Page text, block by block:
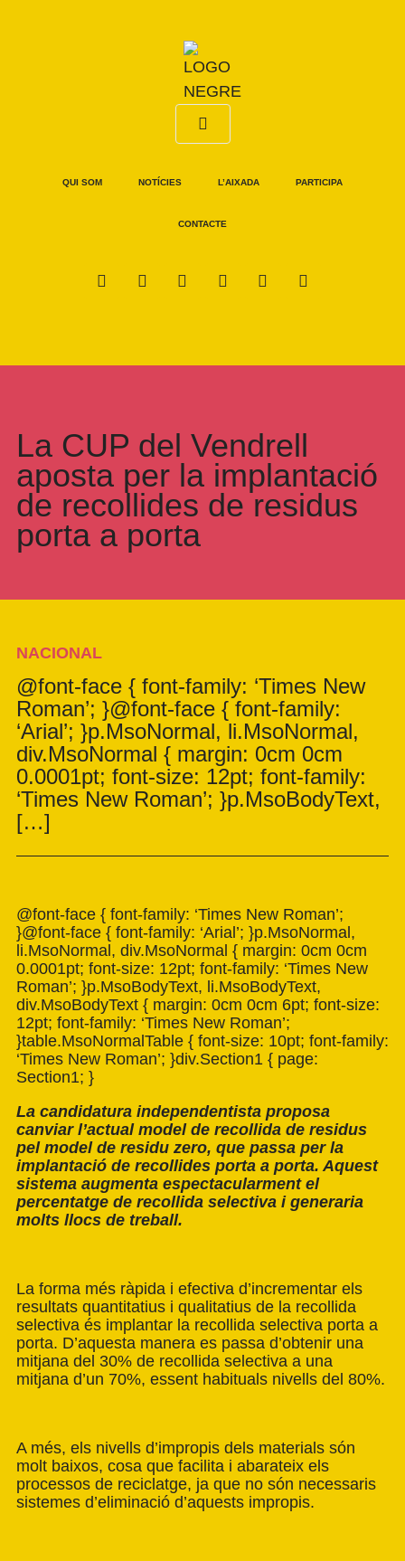
QUI SOM NOTÍCIES L’AIXADA PARTICIPA
CONTACTE
La CUP del Vendrell
aposta per la implantació
de recollides de residus
porta a porta
NACIONAL
@font-face { font-family: ‘Times New
Roman’; }@font-face { font-family:
‘Arial’; }p.MsoNormal, li.MsoNormal,
div.MsoNormal { margin: 0cm 0cm
0.0001pt; font-size: 12pt; font-family:
‘Times New Roman’; }p.MsoBodyText,
[…]
@font-face { font-family: ‘Times New Roman’;
}@font-face { font-family: ‘Arial’; }p.MsoNormal,
li.MsoNormal, div.MsoNormal { margin: 0cm 0cm
0.0001pt; font-size: 12pt; font-family: ‘Times New
Roman’; }p.MsoBodyText, li.MsoBodyText,
div.MsoBodyText { margin: 0cm 0cm 6pt; font-size:
12pt; font-family: ‘Times New Roman’;
}table.MsoNormalTable { font-size: 10pt; font-family:
‘Times New Roman’; }div.Section1 { page:
Section1; }
La candidatura independentista proposa
canviar l’actual model de recollida de residus
pel model de residu zero, que passa per la
implantació de recollides porta a porta. Aquest
sistema augmenta espectacularment el
percentatge de recollida selectiva i generaria
molts llocs de treball.
La forma més ràpida i efectiva d’incrementar els
resultats quantitatius i qualitatius de la recollida
selectiva és implantar la recollida selectiva porta a
porta. D’aquesta manera es passa d’obtenir una
mitjana del 30% de recollida selectiva a una
mitjana d’un 70%, essent habituals nivells del 80%.
A més, els nivells d’impropis dels materials són
molt baixos, cosa que facilita i abarateix els
processos de reciclatge, ja que no són necessaris
sistemes d’eliminació d’aquests impropis.